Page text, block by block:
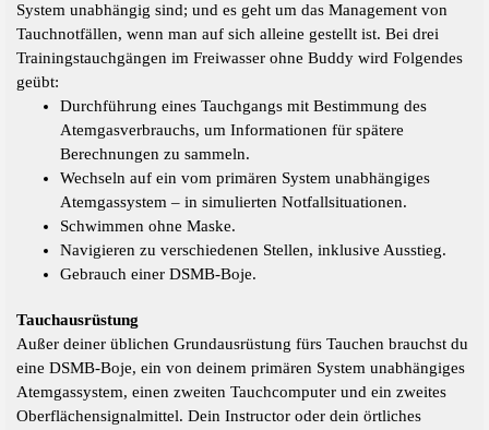
System unabhängig sind; und es geht um das Management von
Tauchnotfällen, wenn man auf sich alleine gestellt ist. Bei drei
Trainingstauchgängen im Freiwasser ohne Buddy wird Folgendes
geübt:
Durchführung eines Tauchgangs mit Bestimmung des
Atemgasverbrauchs, um Informationen für spätere
Berechnungen zu sammeln.
Wechseln auf ein vom primären System unabhängiges
Atemgassystem – in simulierten Notfallsituationen.
Schwimmen ohne Maske.
Navigieren zu verschiedenen Stellen, inklusive Ausstieg.
Gebrauch einer DSMB-Boje.
Tauchausrüstung
Außer deiner üblichen Grundausrüstung fürs Tauchen brauchst du
eine DSMB-Boje, ein von deinem primären System unabhängiges
Atemgassystem, einen zweiten Tauchcomputer und ein zweites
Oberflächensignalmittel. Dein Instructor oder dein örtliches